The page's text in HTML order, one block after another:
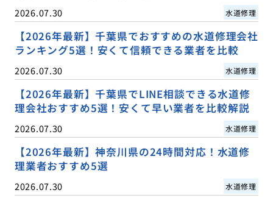
2026.07.30 水道修理
【2026年最新】千葉県でおすすめの水道修理会社
ランキング5選！安くて信頼できる業者を比較
2026.07.30 水道修理
【2026年最新】千葉県でLINE相談できる水道修
理会社おすすめ5選！安くて早い業者を比較解説
2026.07.30 水道修理
【2026年最新】神奈川県の24時間対応！水道修
理業者おすすめ5選
2026.07.30 水道修理